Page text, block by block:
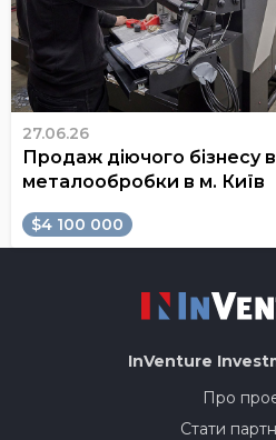
27.06.26
Продаж діючого бізнесу
металообробки в м. Київ
$4 100 000
InVenture
Про
Стати